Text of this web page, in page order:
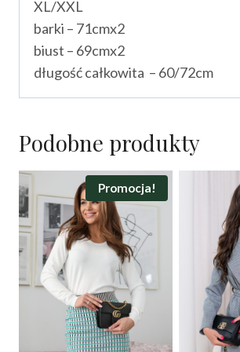
XL/XXL
barki – 71cmx2
biust – 69cmx2
długość całkowita – 60/72cm
Podobne produkty
Promocja!